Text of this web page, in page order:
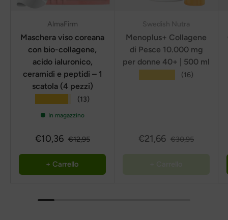
AlmaFirm
Maschera viso coreana
con bio-collagene,
acido ialuronico,
ceramidi e peptidi – 1
scatola (4 pezzi)
(13)
In magazzino
€10,36 €12,95
+ Carrello
Swedish Nutra
Menoplus+ Collagene
di Pesce 10.000 mg
per donne 40+ | 500 ml
(16)
€21,66 €30,95